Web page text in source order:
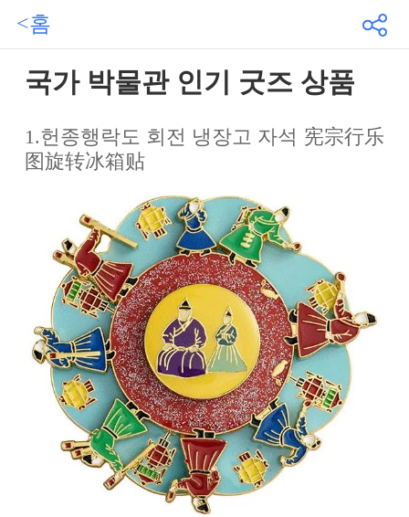
<홈
국가 박물관 인기 굿즈 상품
1.헌종행락도 회전 냉장고 자석 宪宗行乐
图旋转冰箱贴